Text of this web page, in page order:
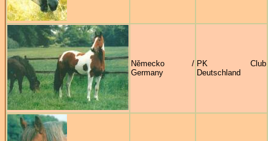
Německo /
Germany
PK Club
Deutschland